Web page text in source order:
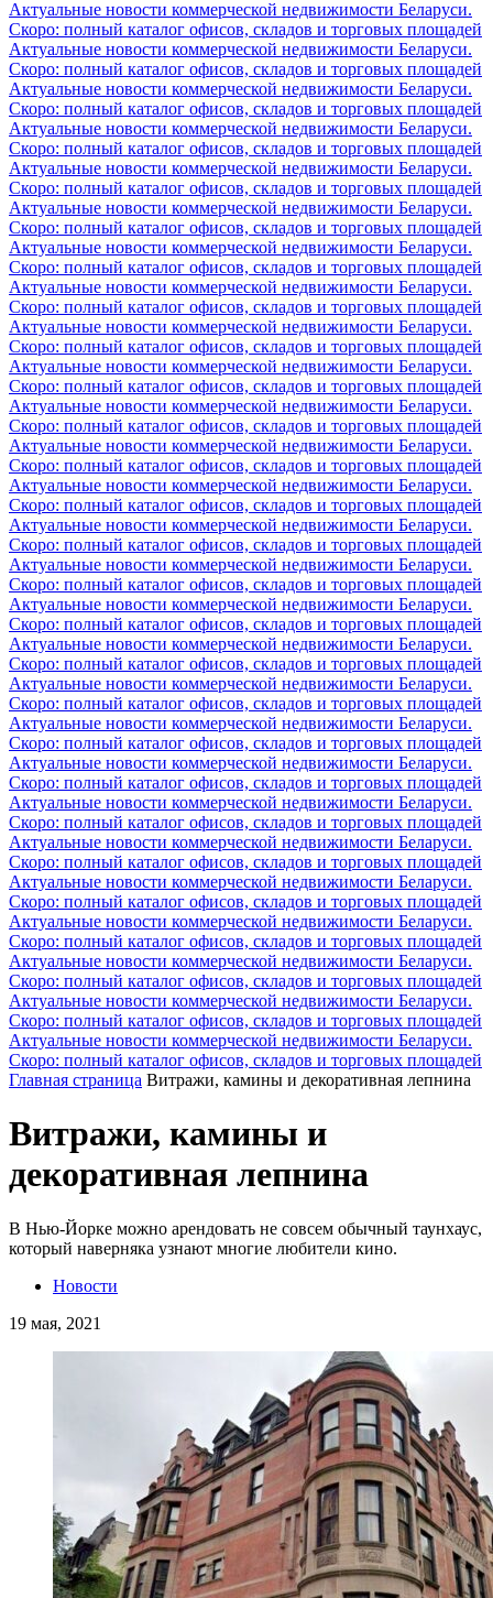
Актуальные новости коммерческой недвижимости Беларуси.
Скоро: полный каталог офисов, складов и торговых площадей
Актуальные новости коммерческой недвижимости Беларуси.
Скоро: полный каталог офисов, складов и торговых площадей
Актуальные новости коммерческой недвижимости Беларуси.
Скоро: полный каталог офисов, складов и торговых площадей
Актуальные новости коммерческой недвижимости Беларуси.
Скоро: полный каталог офисов, складов и торговых площадей
Актуальные новости коммерческой недвижимости Беларуси.
Скоро: полный каталог офисов, складов и торговых площадей
Актуальные новости коммерческой недвижимости Беларуси.
Скоро: полный каталог офисов, складов и торговых площадей
Актуальные новости коммерческой недвижимости Беларуси.
Скоро: полный каталог офисов, складов и торговых площадей
Актуальные новости коммерческой недвижимости Беларуси.
Скоро: полный каталог офисов, складов и торговых площадей
Актуальные новости коммерческой недвижимости Беларуси.
Скоро: полный каталог офисов, складов и торговых площадей
Актуальные новости коммерческой недвижимости Беларуси.
Скоро: полный каталог офисов, складов и торговых площадей
Актуальные новости коммерческой недвижимости Беларуси.
Скоро: полный каталог офисов, складов и торговых площадей
Актуальные новости коммерческой недвижимости Беларуси.
Скоро: полный каталог офисов, складов и торговых площадей
Актуальные новости коммерческой недвижимости Беларуси.
Скоро: полный каталог офисов, складов и торговых площадей
Актуальные новости коммерческой недвижимости Беларуси.
Скоро: полный каталог офисов, складов и торговых площадей
Актуальные новости коммерческой недвижимости Беларуси.
Скоро: полный каталог офисов, складов и торговых площадей
Актуальные новости коммерческой недвижимости Беларуси.
Скоро: полный каталог офисов, складов и торговых площадей
Актуальные новости коммерческой недвижимости Беларуси.
Скоро: полный каталог офисов, складов и торговых площадей
Актуальные новости коммерческой недвижимости Беларуси.
Скоро: полный каталог офисов, складов и торговых площадей
Актуальные новости коммерческой недвижимости Беларуси.
Скоро: полный каталог офисов, складов и торговых площадей
Актуальные новости коммерческой недвижимости Беларуси.
Скоро: полный каталог офисов, складов и торговых площадей
Актуальные новости коммерческой недвижимости Беларуси.
Скоро: полный каталог офисов, складов и торговых площадей
Актуальные новости коммерческой недвижимости Беларуси.
Скоро: полный каталог офисов, складов и торговых площадей
Актуальные новости коммерческой недвижимости Беларуси.
Скоро: полный каталог офисов, складов и торговых площадей
Актуальные новости коммерческой недвижимости Беларуси.
Скоро: полный каталог офисов, складов и торговых площадей
Актуальные новости коммерческой недвижимости Беларуси.
Скоро: полный каталог офисов, складов и торговых площадей
Актуальные новости коммерческой недвижимости Беларуси.
Скоро: полный каталог офисов, складов и торговых площадей
Актуальные новости коммерческой недвижимости Беларуси.
Скоро: полный каталог офисов, складов и торговых площадей
Главная страница Витражи, камины и декоративная лепнина
Витражи, камины и
декоративная лепнина
В Нью-Йорке можно арендовать не совсем обычный таунхаус,
который наверняка узнают многие любители кино.
Новости
19 мая, 2021